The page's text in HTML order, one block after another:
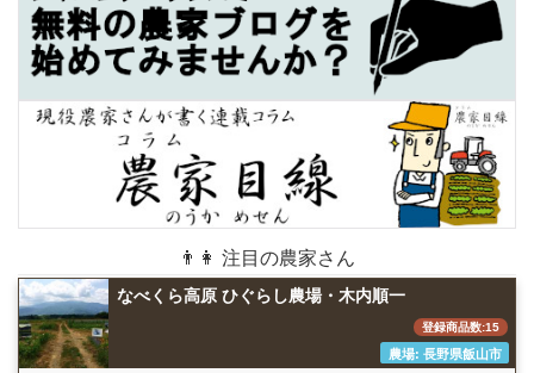
👨👩 注目の農家さん
なべくら高原 ひぐらし農場・木内順一
登録商品数:15
農場: 長野県飯山市